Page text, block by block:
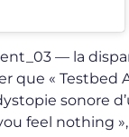
— la
que « Testbed
sonore
feel nothing